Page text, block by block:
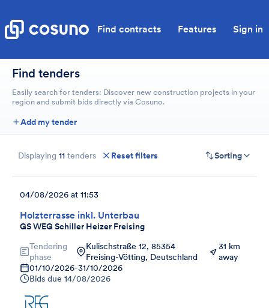
Find contracts Features Sign in
Find tenders
Easily search for tenders: Discover new construction projects in your
region and submit bids directly via Cosuno.
Add my tender
Displaying 11 tenders Reset filters Sorting
Holzterrasse inkl. Unterbau
GS WEG Schiller Heizer Freising
04/08/2026 at 11:53
Tendering
phase
Kulischstraße 12, 85354
Freising-Vötting, Deutschland
31 km
away
01/10/2026-31/10/2026
Bids due 14/08/2026